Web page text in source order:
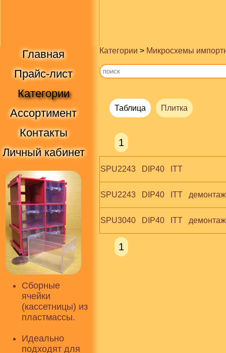
Главная
Прайс-лист
Категории
Ассортимент
Контакты
Личный кабинет
Сборные
ячейки
(кассетницы) из
пластмассы.
Идеально
подходят для
Категории > Микросхемы
Таблица Плитка
1
SPU2243   DIP40   ITT
SPU2243   DIP40   ITT   демонтаж
SPU3040   DIP40   ITT   демонтаж
1